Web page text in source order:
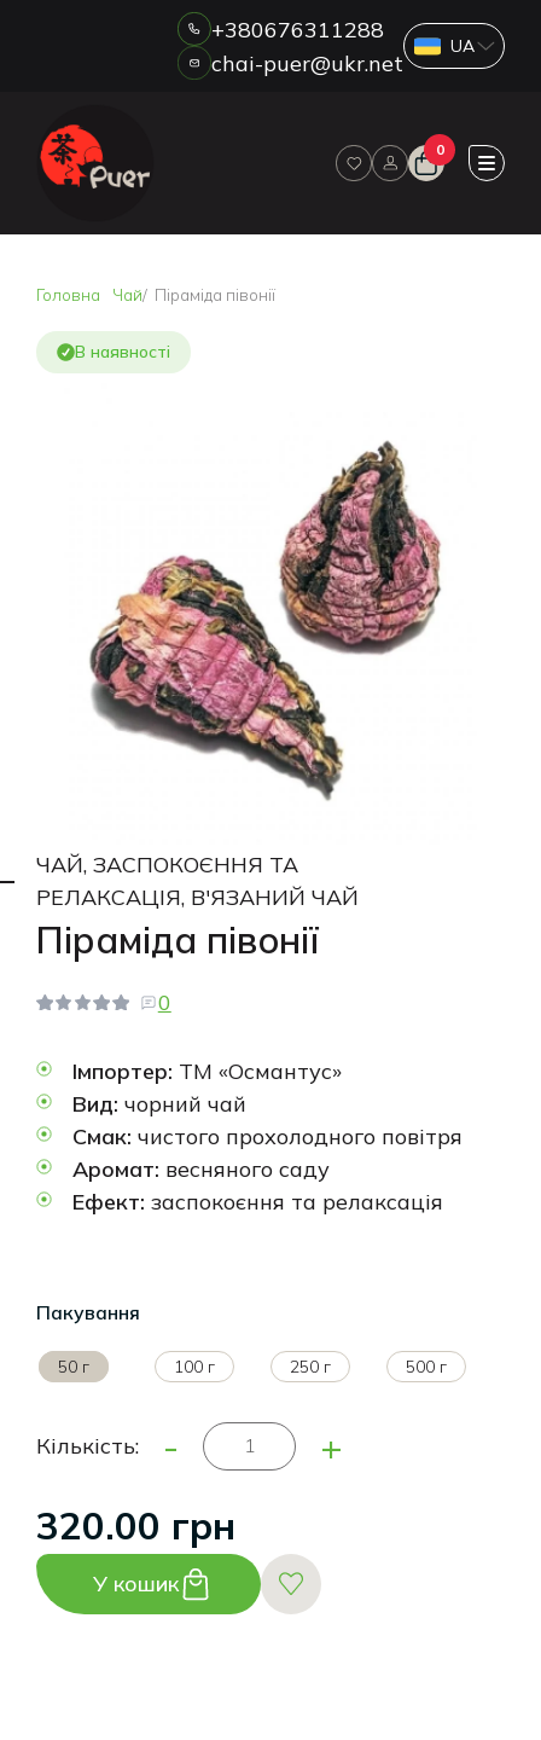
ДРОП
ОПЛАТА ТА ДОСТАВКА
+380676311288
chai-puer@ukr.net
0
Головна Чай Піраміда півонії
В наявності
ЧАЙ, ЗАСПОКОЄННЯ ТА
РЕЛАКСАЦІЯ, В'ЯЗАНИЙ ЧАЙ
Піраміда півонії
0
Імпортер: ТМ «Османтус»
Вид: чорний чай
Смак: чистого прохолодного повітря
Аромат: весняного саду
Ефект: заспокоєння та релаксація
Пакування
50 г 100 г 250 г 500 г
Кількість: - +
320.00 грн
У кошик